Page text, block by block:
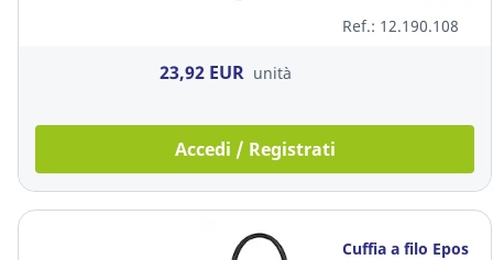
Ref.: 12.190.108
23,92 EUR unità
Accedi / Registrati
Cuffia a filo Epos